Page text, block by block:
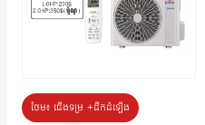
ថែម៖ ជើងទម្រ +ដឹកដំឡើង